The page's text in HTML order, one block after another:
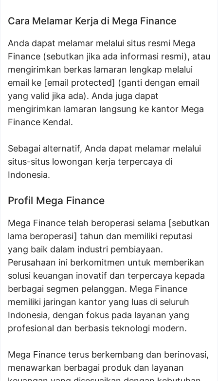
Cara Melamar Kerja di Mega Finance
Anda dapat melamar melalui situs resmi Mega
Finance (sebutkan jika ada informasi resmi), atau
mengirimkan berkas lamaran lengkap melalui
email ke [email protected] (ganti dengan email
yang valid jika ada). Anda juga dapat
mengirimkan lamaran langsung ke kantor Mega
Finance Kendal.
Sebagai alternatif, Anda dapat melamar melalui
situs-situs lowongan kerja terpercaya di
Indonesia.
Profil Mega Finance
Mega Finance telah beroperasi selama [sebutkan
lama beroperasi] tahun dan memiliki reputasi
yang baik dalam industri pembiayaan.
Perusahaan ini berkomitmen untuk memberikan
solusi keuangan inovatif dan terpercaya kepada
berbagai segmen pelanggan. Mega Finance
memiliki jaringan kantor yang luas di seluruh
Indonesia, dengan fokus pada layanan yang
profesional dan berbasis teknologi modern.
Mega Finance terus berkembang dan berinovasi,
menawarkan berbagai produk dan layanan